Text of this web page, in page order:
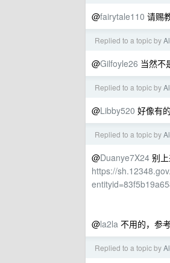
@fairytale110 请赐
Replied to a topic by
@Gilfoyle26 当然不
Replied to a topic by
@Libby520 好像有
Replied to a topic by
@Duanye7X24 别
https://
@la2la 不用的，参
Replied to a topic by